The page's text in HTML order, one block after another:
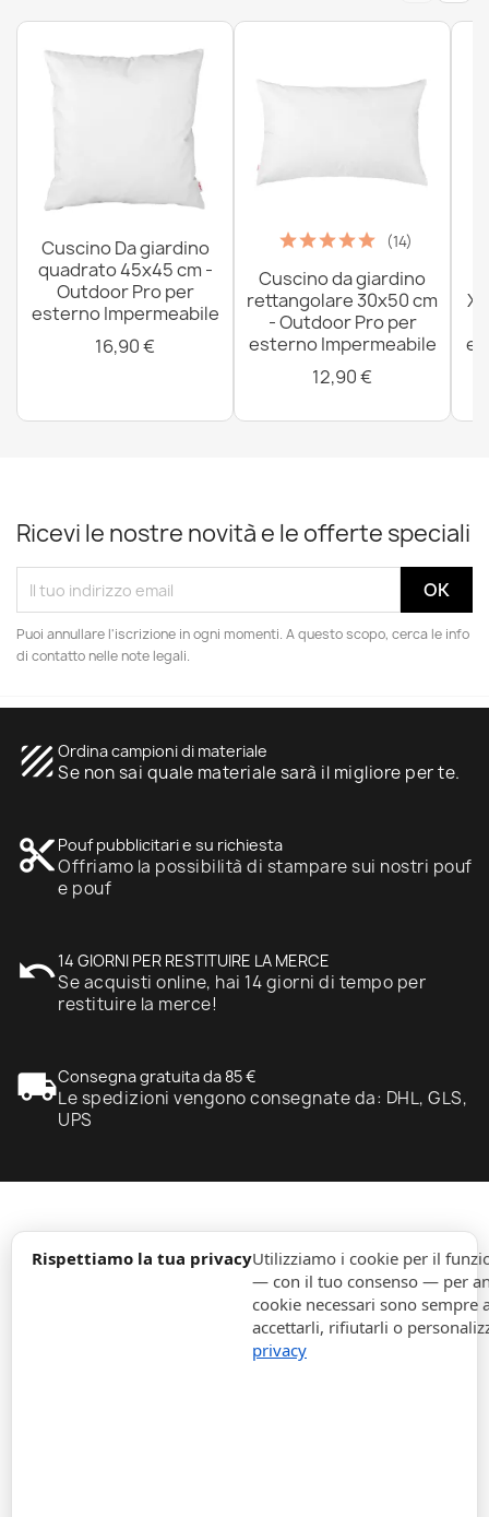
Rispettiamo la tua privacyUtilizziamo i cookie per il
— con il tuo consenso — per
cookie necessari sono
accettarli, rifiutarli o
privacy
Cuscino Da giardino
quadrato 45x45 cm -
Outdoor Pro per
esterno Impermeabile
16,90 €
(14)
Cuscino da giardino
rettangolare 30x50 cm
- Outdoor Pro per
esterno Impermeabile
12,90 €
Ricevi le nostre novità e le offerte speciali
Puoi annullare l'iscrizione in ogni momenti. A questo scopo, cerca le info
di contatto nelle note legali.
texture Ordina campioni di materiale
Se non sai quale materiale sarà il migliore per te.
content_cut Pouf pubblicitari e su richiesta
Offriamo la possibilità di stampare sui nostri pouf
e pouf
undo14 GIORNI PER RESTITUIRE LA MERCE
Se acquisti online, hai 14 giorni di tempo per
restituire la merce!
local_shippingConsegna gratuita da 85 €
Le spedizioni vengono consegnate da: DHL, GLS,
UPS
expand_more
expand_more